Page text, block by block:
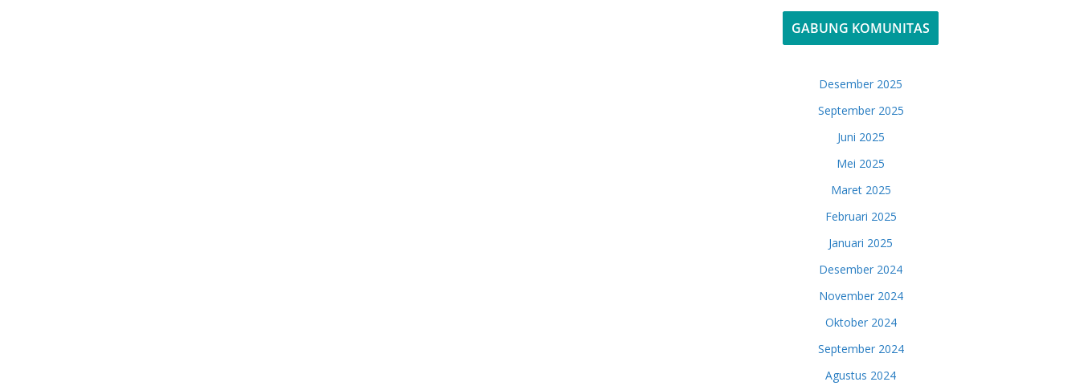
GABUNG KOMUNITAS
Desember 2025
September 2025
Juni 2025
Mei 2025
Maret 2025
Februari 2025
Januari 2025
Desember 2024
November 2024
Oktober 2024
September 2024
Agustus 2024